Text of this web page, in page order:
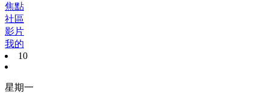
焦點
社區
影片
我的
10
星期一